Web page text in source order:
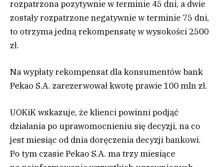
rozpatrzona pozytywnie w terminie 45 dni, a dwie
zostały rozpatrzone negatywnie w terminie 75 dni,
to otrzyma jedną rekompensatę w wysokości 2500
zł.
Na wypłaty rekompensat dla konsumentów bank
Pekao S.A. zarezerwował kwotę prawie 100 mln zł.
UOKiK wskazuje, że klienci powinni podjąć
działania po uprawomocnieniu się decyzji, na co
jest miesiąc od dnia doręczenia decyzji bankowi.
Po tym czasie Pekao S.A. ma trzy miesiące